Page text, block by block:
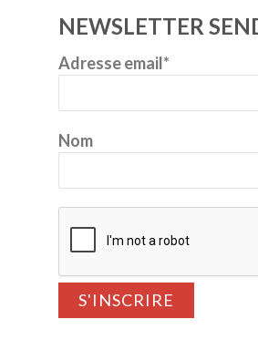
NEWSLETTER
Adresse email*
Nom